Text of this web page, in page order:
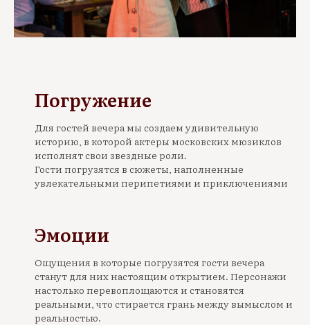
Погружение
Для гостей вечера мы создаем удивительную
историю, в которой актеры московских мюзиклов
исполнят свои звездные роли.
Гости погрузятся в сюжеты, наполненные
увлекательными перипетиями и приключениями
Эмоции
Ощущения в которые погрузятся гости вечера
станут для них настоящим открытием. Персонажи
настолько перевоплощаются и становятся
реальными, что стирается грань между вымыслом и
реальностью.